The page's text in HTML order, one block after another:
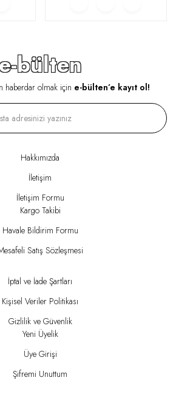
bülten
haberdar olmak için e-bülten’e kayıt ol!
Hakkımızda
İletişim
İletişim Formu
Kargo Takibi
Havale Bildirim Formu
Satış Sözleşmesi
İptal ve İade Şartları
Kişisel Veriler Politikası
Gizlilik ve Güvenlik
Yeni Üyelik
Üye Girişi
Şifremi Unuttum